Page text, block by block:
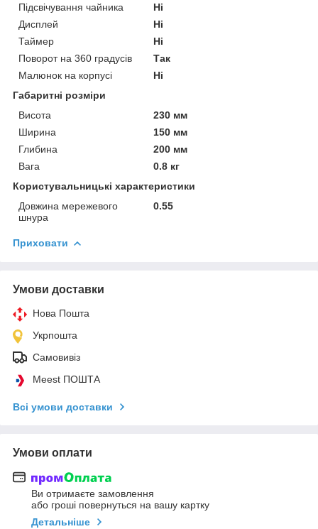
Підсвічування чайника
Ні
Дисплей
Ні
Таймер
Ні
Поворот на 360 градусів
Так
Малюнок на корпусі
Ні
Габаритні розміри
Висота
230 мм
Ширина
150 мм
Глибина
200 мм
Вага
0.8 кг
Користувальницькі характеристики
Довжина мережевого
шнура
0.55
Приховати
Умови доставки
Нова Пошта
Укрпошта
Самовивіз
Meest ПОШТА
Всі умови доставки
Умови оплати
Ви отримаєте замовлення
або гроші повернуться на вашу картку
Детальніше